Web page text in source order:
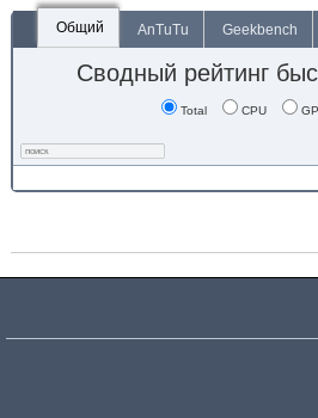
Общий AnTuTu Geekbench
Сводный рейтинг
Total CPU